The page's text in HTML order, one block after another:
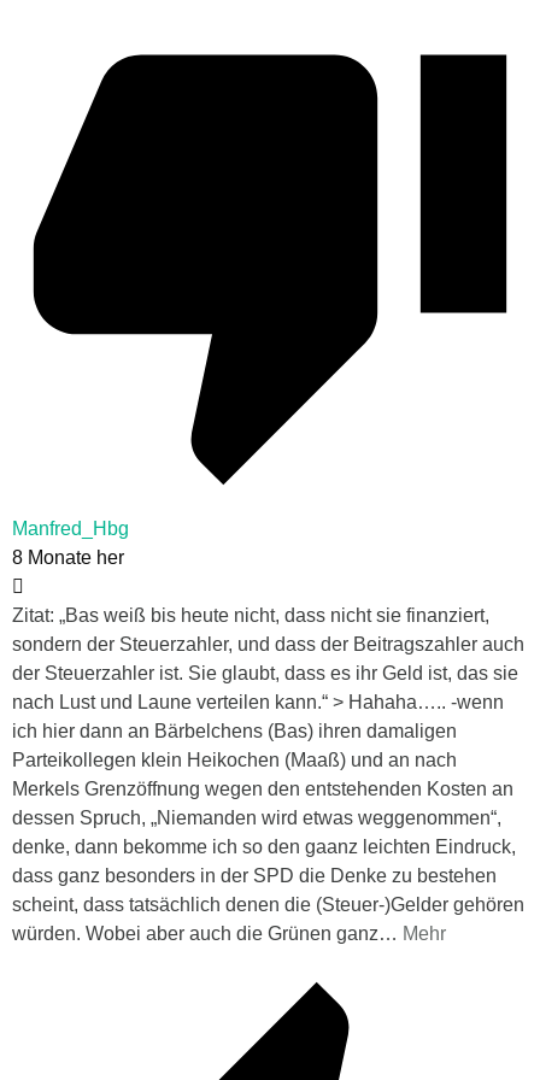
Manfred_Hbg
8 Monate her
Zitat: „Bas weiß bis heute nicht, dass nicht sie finanziert,
sondern der Steuerzahler, und dass der Beitragszahler auch
der Steuerzahler ist. Sie glaubt, dass es ihr Geld ist, das sie
nach Lust und Laune verteilen kann.“ > Hahaha….. -wenn
ich hier dann an Bärbelchens (Bas) ihren damaligen
Parteikollegen klein Heikochen (Maaß) und an nach
Merkels Grenzöffnung wegen den entstehenden Kosten an
dessen Spruch, „Niemanden wird etwas weggenommen“,
denke, dann bekomme ich so den gaanz leichten Eindruck,
dass ganz besonders in der SPD die Denke zu bestehen
scheint, dass tatsächlich denen die (Steuer-)Gelder gehören
würden. Wobei aber auch die Grünen ganz… Mehr